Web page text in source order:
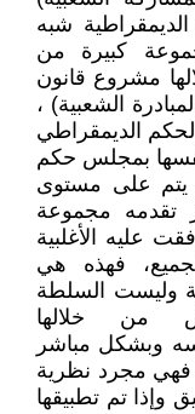
شبه
كبيرة من
مشروع قانون
الشعبية) ،
الديمقراطي
بمجلس حكم
يتم على مستوى
تقدمه مجموعة
عليه الأغلبية
فهذه هي
وليست السلطة
من خلالها
وبشكل مباشر
فهي مجرد نظرية
وإذا تم تطبيقها